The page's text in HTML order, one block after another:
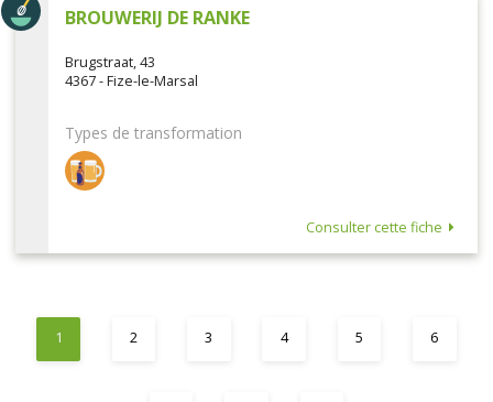
BROUWERIJ DE RANKE
Brugstraat, 43
4367 - Fize-le-Marsal
Types de transformation
Consulter cette fiche
1 2 3 4 5 6